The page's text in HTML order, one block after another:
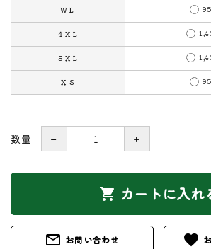
ＷＬ
４ＸＬ
５ＸＬ
ＸＳ
数量 － ＋
shopping_cart カートに入れ
mail_outline お問い合わせ favorite